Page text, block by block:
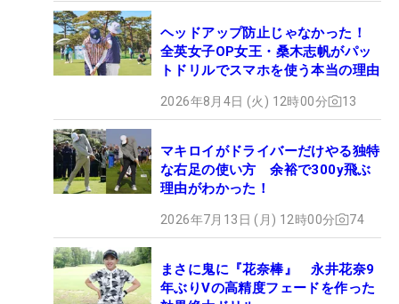
ヘッドアップ防止じゃなかった！
全英女子OP女王・桑木志帆がパッ
トドリルでスマホを使う本当の理由
2026年8月4日 (火) 12時00分 13
マキロイがドライバーだけやる独特
な右足の使い方 余裕で300y飛ぶ
理由がわかった！
2026年7月13日 (月) 12時00分 74
まさに鬼に『花奈棒』 永井花奈9
年ぶりVの高精度フェードを作った